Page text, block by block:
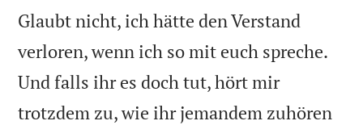
Glaubt nicht, ich hätte den Verstand
verloren, wenn ich so mit euch spreche.
Und falls ihr es doch tut, hört mir
trotzdem zu, wie ihr jemandem zuhören